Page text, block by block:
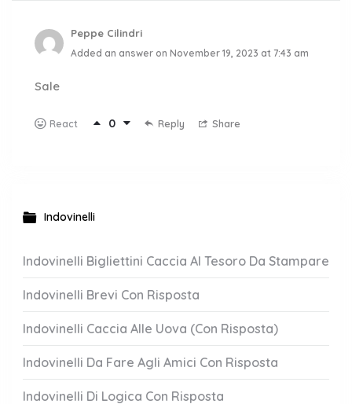
Peppe Cilindri
Added an answer on November 19, 2023 at 7:43 am
Sale
React 0 Reply Share
Indovinelli
Indovinelli Bigliettini Caccia Al Tesoro Da Stampare
Indovinelli Brevi Con Risposta
Indovinelli Caccia Alle Uova (Con Risposta)
Indovinelli Da Fare Agli Amici Con Risposta
Indovinelli Di Logica Con Risposta